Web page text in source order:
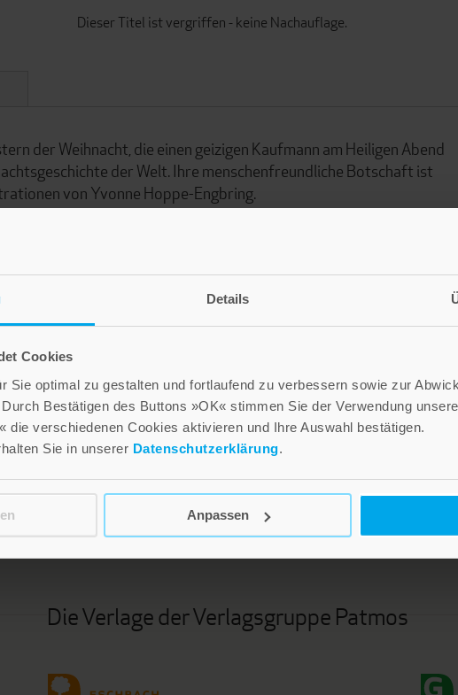
Details
Cookies
Sie optimal zu gestalten und fortlaufend zu verbessern sowie zur
Bestätigen des Buttons »OK« stimmen Sie der Verwendung
die verschiedenen Cookies aktivieren und Ihre Auswahl bestätigen.
Sie in unserer Datenschutzerklärung.
Anpassen
Dieser Titel ist vergriffen - keine Nachauflage.
der Weihnacht, die einen geizigen Kaufmann am Heiligen Abend
der Welt. Ihre menschenfreundliche Botschaft ist
von Yvonne Hoppe-Engbring.
LEBE GUT MAGAZIN NEWSLETTER
Die Verlage der Verlagsgruppe Patmos